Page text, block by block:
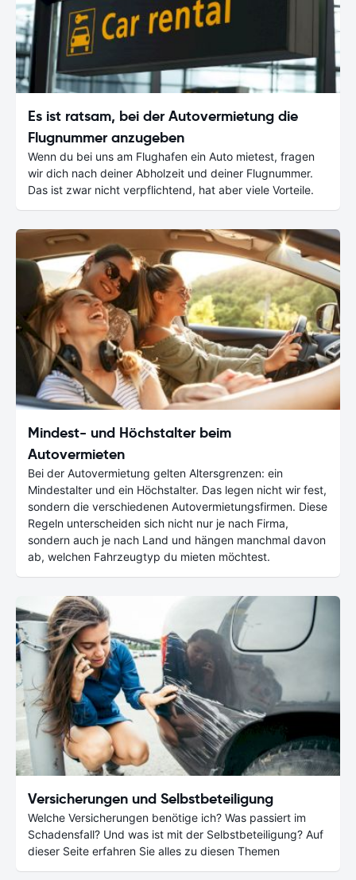
Es ist ratsam, bei der Autovermietung die
Flugnummer anzugeben
Wenn du bei uns am Flughafen ein Auto mietest, fragen
wir dich nach deiner Abholzeit und deiner Flugnummer.
Das ist zwar nicht verpflichtend, hat aber viele Vorteile.
Mindest- und Höchstalter beim
Autovermieten
Bei der Autovermietung gelten Altersgrenzen: ein
Mindestalter und ein Höchstalter. Das legen nicht wir fest,
sondern die verschiedenen Autovermietungsfirmen. Diese
Regeln unterscheiden sich nicht nur je nach Firma,
sondern auch je nach Land und hängen manchmal davon
ab, welchen Fahrzeugtyp du mieten möchtest.
Versicherungen und Selbstbeteiligung
Welche Versicherungen benötige ich? Was passiert im
Schadensfall? Und was ist mit der Selbstbeteiligung? Auf
dieser Seite erfahren Sie alles zu diesen Themen